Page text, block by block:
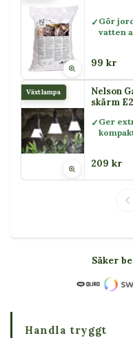
Gör
vatten
99 kr
Växtlampa
Nelson
skärm
Ger
209 kr
Säker
Handla tryggt